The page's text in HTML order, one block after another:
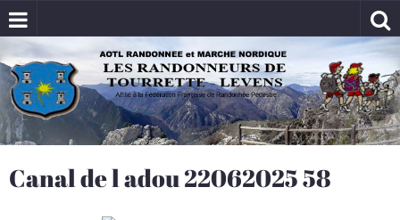
Canal de l adou 22062025 58